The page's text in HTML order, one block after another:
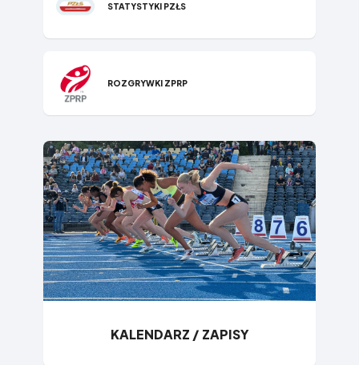
STATYSTYKI PZŁS
ROZGRYWKI ZPRP
KALENDARZ / ZAPISY